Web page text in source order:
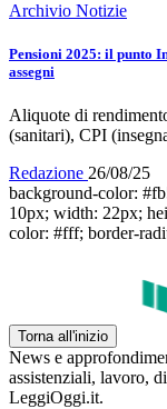
Archivio Notizie
Pensioni 2025: il punto
assegni
Aliquote di
(sanitari), CPI
Redazione 26/08/25
background-color:
10px; width: 22px;
color: #fff; border-
Torna all'inizio
News e
assistenziali, lavoro,
LeggiOggi.it.